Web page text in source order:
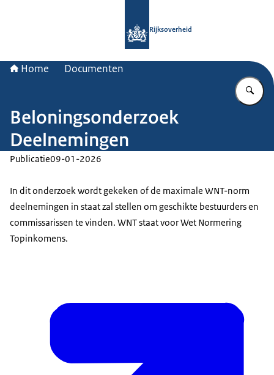
Rijksoverheid
Home Documenten
Beloningsonderzoek
Deelnemingen
Publicatie09-01-2026
In dit onderzoek wordt gekeken of de maximale WNT-norm
deelnemingen in staat zal stellen om geschikte bestuurders en
commissarissen te vinden. WNT staat voor Wet Normering
Topinkomens.